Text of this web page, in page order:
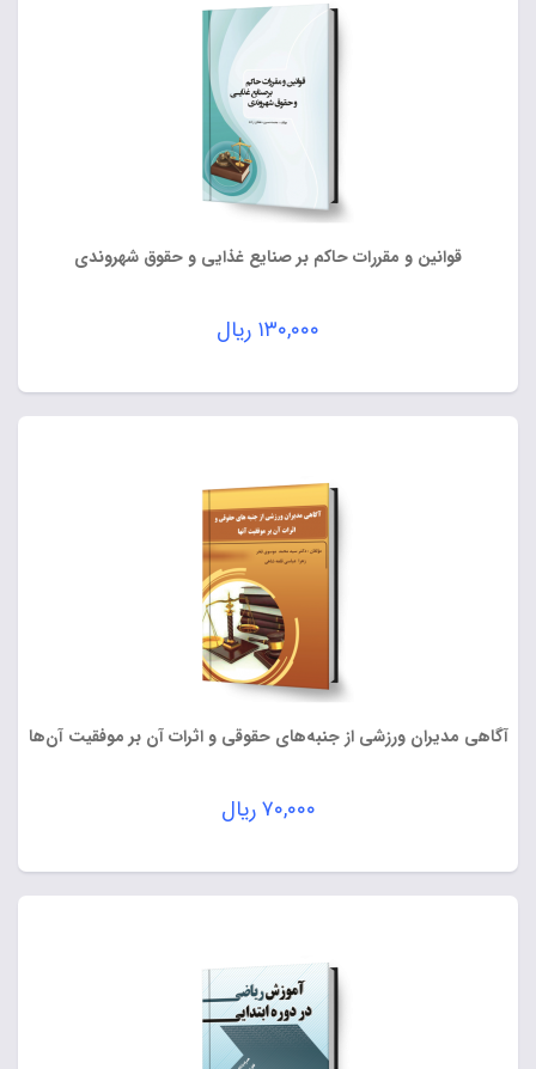
قوانین و مقررات حاکم بر صنایع غذایی و حقوق شهروندی
۱۳۰,۰۰۰ ریال
آگاهی مدیران ورزشی از جنبه‌های حقوقی و اثرات آن بر موفقیت آن‌ها
۷۰,۰۰۰ریال